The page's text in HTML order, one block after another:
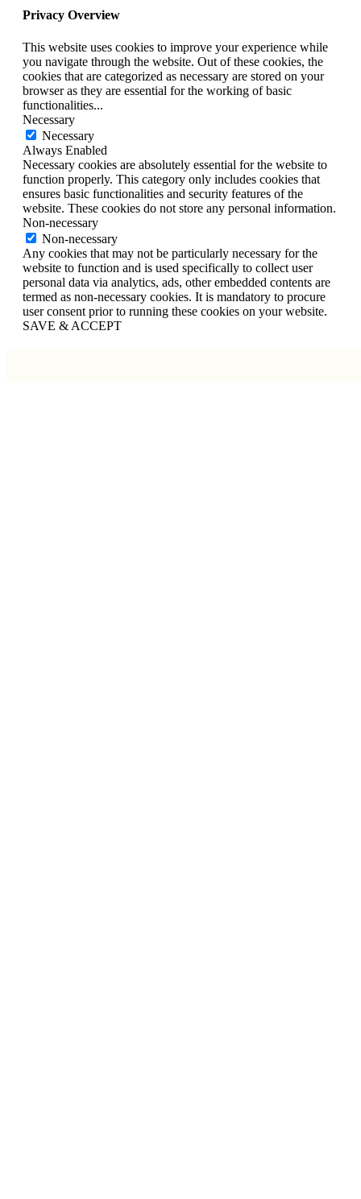
Privacy Overview
This website uses cookies to improve your experience while
you navigate through the website. Out of these cookies, the
cookies that are categorized as necessary are stored on your
browser as they are essential for the working of basic
functionalities...
Necessary
Necessary
Always Enabled
Necessary cookies are absolutely essential for the website to
function properly. This category only includes cookies that
ensures basic functionalities and security features of the
website. These cookies do not store any personal information.
Non-necessary
Non-necessary
Any cookies that may not be particularly necessary for the
website to function and is used specifically to collect user
personal data via analytics, ads, other embedded contents are
termed as non-necessary cookies. It is mandatory to procure
user consent prior to running these cookies on your website.
SAVE & ACCEPT